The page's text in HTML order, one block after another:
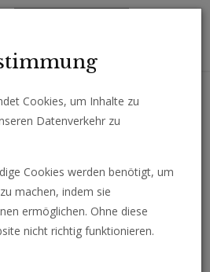
Kommentare und Nachrichten
Cookies, um Inhalte zu
Datenverkehr zu
Cookies werden benötigt, um
machen, indem sie
ermöglichen. Ohne diese
nicht richtig funktionieren.